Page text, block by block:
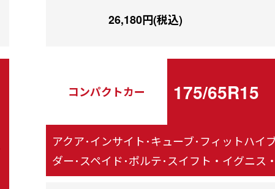
26,180円(税込)
コンパクトカー 175/65R15
アクア･インサイト･キューブ･フィットハイ
ダー･スペイド･ポルテ･スイフト・イグニス